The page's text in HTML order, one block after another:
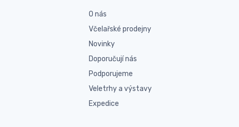
O nás
Včelařské prodejny
Novinky
Doporučují nás
Podporujeme
Veletrhy a výstavy
Expedice